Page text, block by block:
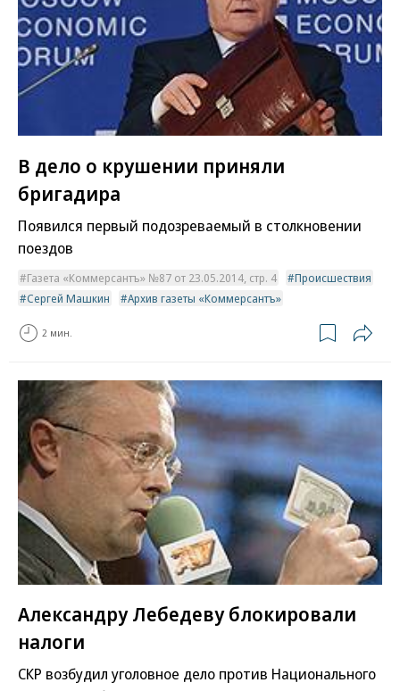
В дело о крушении приняли
бригадира
Появился первый подозреваемый в столкновении
поездов
Газета «Коммерсантъ» №87 от 23.05.2014, стр. 4
Происшествия
Сергей Машкин
Архив газеты «Коммерсантъ»
2 мин.
Александру Лебедеву блокировали
налоги
СКР возбудил уголовное дело против Национального